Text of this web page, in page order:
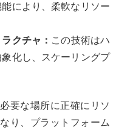
により、柔軟なリソー
クチャ： この技術はハ
化し、スケーリングプ
要な場所に正確にリソ
り、プラットフォーム